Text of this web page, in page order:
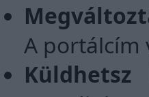
A portálcím